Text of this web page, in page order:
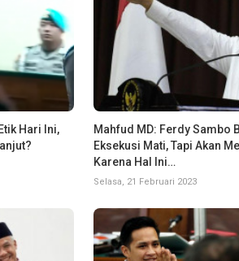
Hari Ini,
Mahfud MD: Ferdy Sambo
Eksekusi Mati, Tapi Akan
Karena Hal Ini…
Selasa, 21 Februari 2023